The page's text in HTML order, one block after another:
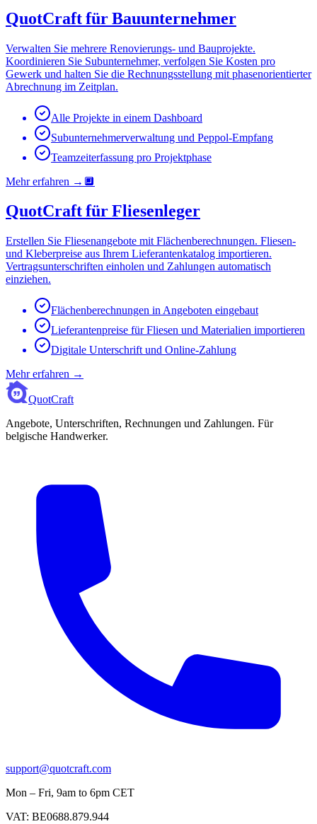
QuotCraft für Bauunternehmer
Verwalten Sie mehrere Renovierungs- und Bauprojekte.
Koordinieren Sie Subunternehmer, verfolgen Sie Kosten pro
Gewerk und halten Sie die Rechnungsstellung mit phasenorientierter
Abrechnung im Zeitplan.
Alle Projekte in einem Dashboard
Subunternehmerverwaltung und Peppol-Empfang
Teamzeiterfassung pro Projektphase
Mehr erfahren → 🔲
QuotCraft für Fliesenleger
Erstellen Sie Fliesenangebote mit Flächenberechnungen. Fliesen-
und Kleberpreise aus Ihrem Lieferantenkatalog importieren.
Vertragsunterschriften einholen und Zahlungen automatisch
einziehen.
Flächenberechnungen in Angeboten eingebaut
Lieferantenpreise für Fliesen und Materialien importieren
Digitale Unterschrift und Online-Zahlung
Mehr erfahren →
QuotCraft
Angebote, Unterschriften, Rechnungen und Zahlungen. Für
belgische Handwerker.
support@quotcraft.com
Mon – Fri, 9am to 6pm CET
VAT: BE0688.879.944